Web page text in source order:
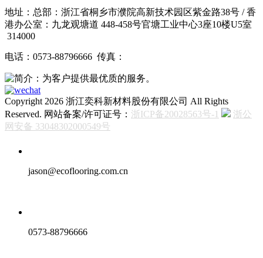
地址：总部：浙江省桐乡市濮院高新技术园区紫金路38号 / 香
港办公室：九龙观塘道 448-458号官塘工业中心3座10楼U5室
314000
电话：0573-88796666 传真：
Copyright 2026 浙江奕科新材料股份有限公司 All Rights
Reserved. 网站备案/许可证号： 浙ICP备20028563号-1
浙公
网安备 33048302000549号
jason@ecoflooring.com.cn
0573-88796666